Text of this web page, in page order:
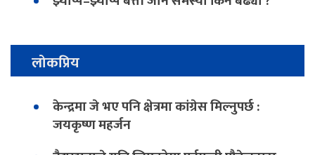
लोकप्रिय
केन्द्रमा जे भए पनि क्षेत्रमा कांग्रेस मिल्नुपर्छ :
जयकृष्ण महर्जन